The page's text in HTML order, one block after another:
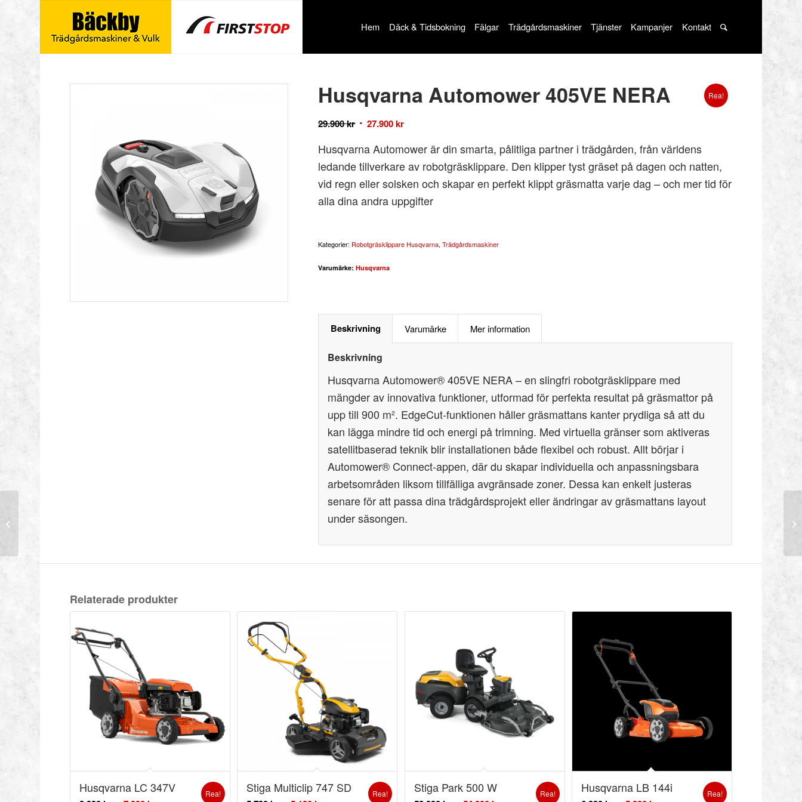
Hem Däck & Tidsbokning Fälgar Trädgårdsmaskiner Tjänster Kampanjer Kontakt
Rea!
Husqvarna Automower 405VE NERA
29.900kr 27.900kr
Husqvarna Automower är din smarta, pålitliga partner i trädgården, från världens
ledande tillverkare av robotgräsklippare. Den klipper tyst gräset på dagen och natten,
vid regn eller solsken och skapar en perfekt klippt gräsmatta varje dag – och mer tid för
alla dina andra uppgifter
Kategorier: Robotgräsklippare Husqvarna,Trädgårdsmaskiner
Varumärke:Husqvarna
Beskrivning Varumärke Mer information
Beskrivning
Husqvarna Automower® 405VE NERA – en slingfri robotgräsklippare med
mängder av innovativa funktioner, utformad för perfekta resultat på gräsmattor på
upp till 900 m². EdgeCut-funktionen håller gräsmattans kanter prydliga så att du
kan lägga mindre tid och energi på trimning. Med virtuella gränser som aktiveras
satellitbaserad teknik blir installationen både flexibel och robust. Allt börjar i
Automower® Connect-appen, där du skapar individuella och anpassningsbara
arbetsområden liksom tillfälliga avgränsade zoner. Dessa kan enkelt justeras
senare för att passa dina trädgårdsprojekt eller ändringar av gräsmattans layout
under säsongen.
Relaterade produkter
Husqvarna LC 347V Rea! Stiga Multiclip 747 SD Rea! Stiga Park 500 W Rea! Husqvarna LB 144i Rea!